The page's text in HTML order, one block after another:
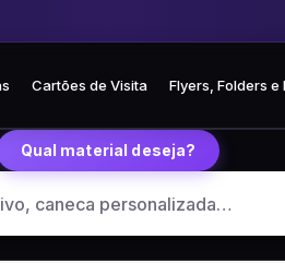
o Brasil
Cartões de Visita Flyers, Folders e
Qual material deseja?